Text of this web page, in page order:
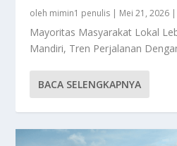
oleh mimin1 penulis | Mei 21, 2026
Mayoritas Masyarakat Lokal
Mandiri, Tren Perjalanan
BACA SELENGKAPNYA